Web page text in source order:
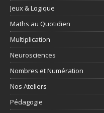
Jeux & Logique
Maths au Quotidien
Multiplication
Neurosciences
Nombres et Numération
Nos Ateliers
Pédagogie